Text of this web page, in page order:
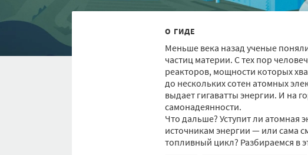
О ГИДЕ
Меньше века назад ученые
частиц материи. С тех пор
реакторов, мощности которых
до нескольких сотен атомных
выдает гигаватты энергии. И на
самонадеянности.
Что дальше? Уступит ли атомная
источникам энергии — или сама
топливный цикл? Разбираемся в